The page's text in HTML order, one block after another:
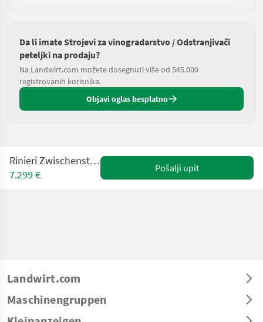
Da li imate Strojevi za vinogradarstvo / Odstranjivači
peteljki na prodaju?
Na Landwirt.com možete dosegnuti više od 545.000
registrovanih korisnika.
Objavi oglas besplatno
Rinieri Zwischenstockfräse FS 130
7.299 €
Pošalji upit
Landwirt.com
Maschinengruppen